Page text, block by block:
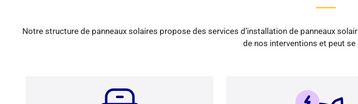
Notre structure de panneaux solaires propose des services d’installation de panneaux
de nos interventions et peut se